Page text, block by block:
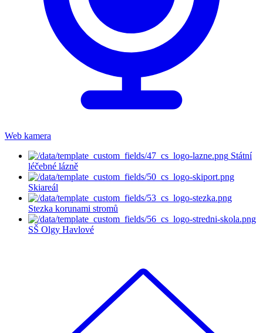
Web kamera
Státní
léčebné lázně
Skiareál
Stezka korunami stromů
SŠ Olgy Havlové